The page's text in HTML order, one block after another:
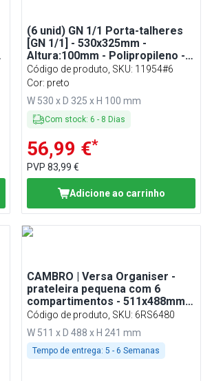
(6 unid) GN 1/1 Porta-talheres
[GN 1/1] - 530x325mm -
Altura:100mm - Polipropileno -
com 4 compartimentos - Preto
Código de produto, SKU: 11954#6
Cor: preto
W 530 x D 325 x H 100 mm
Com stock: 6 - 8 Dias
56,99 €*
PVP 83,99 €
Adicione ao carrinho
CAMBRO | Versa Organiser -
prateleira pequena com 6
compartimentos - 511x488mm -
cinzento salpicado
Código de produto, SKU: 6RS6480
W 511 x D 488 x H 241 mm
Tempo de entrega: 5 - 6 Semanas